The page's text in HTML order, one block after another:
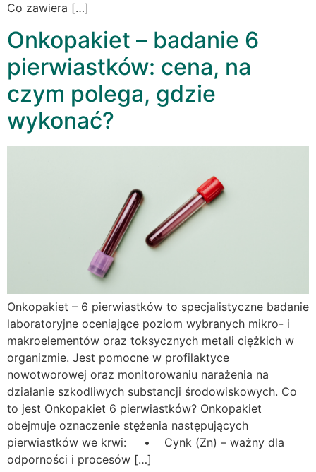
Co zawiera […]
Onkopakiet – badanie 6
pierwiastków: cena, na
czym polega, gdzie
wykonać?
Onkopakiet – 6 pierwiastków to specjalistyczne badanie
laboratoryjne oceniające poziom wybranych mikro- i
makroelementów oraz toksycznych metali ciężkich w
organizmie. Jest pomocne w profilaktyce
nowotworowej oraz monitorowaniu narażenia na
działanie szkodliwych substancji środowiskowych. Co
to jest Onkopakiet 6 pierwiastków? Onkopakiet
obejmuje oznaczenie stężenia następujących
pierwiastków we krwi: • Cynk (Zn) – ważny dla
odporności i procesów […]